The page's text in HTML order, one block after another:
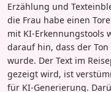
Erzählung und
die Frau habe einen
mit KI-Erkennungstools
darauf hin, dass der
wurde. Der Text im
gezeigt wird, ist
für KI-Generierung.